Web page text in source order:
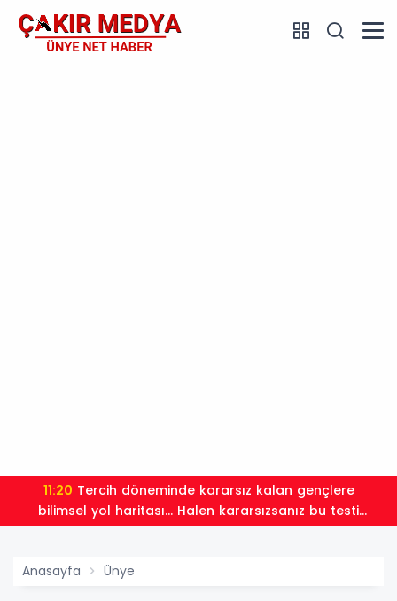
11:20
bilimsel yol haritası... Halen kararsızsanız bu testi
çözün!
Anasayfa Ünye